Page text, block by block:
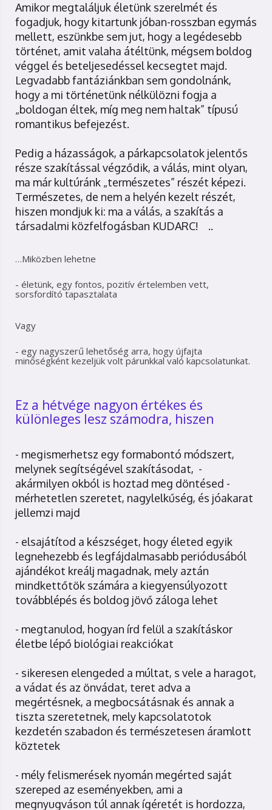
Amikor megtaláljuk életünk szerelmét és
fogadjuk, hogy kitartunk jóban-rosszban egymás
mellett, eszünkbe sem jut, hogy a legédesebb
történet, amit valaha átéltünk, mégsem boldog
véggel és beteljesedéssel kecsegtet majd.
Legvadabb fantáziánkban sem gondolnánk,
hogy a mi történetünk nélkülözni fogja a
„boldogan éltek, míg meg nem haltak” típusú
romantikus befejezést.
Pedig a házasságok, a párkapcsolatok jelentős
része szakítással végződik, a válás, mint olyan,
ma már kultúránk „természetes” részét képezi.
Természetes, de nem a helyén kezelt részét,
hiszen mondjuk ki: ma a válás, a szakítás a
társadalmi közfelfogásban KUDARC! ..
…Miközben lehetne
- életünk, egy fontos, pozitív értelemben vett,
sorsfordító tapasztalata
Vagy
- egy nagyszerű lehetőség arra, hogy újfajta
minőségként kezeljük volt párunkkal való kapcsolatunkat.
Ez a hétvége nagyon értékes és
különleges lesz számodra, hiszen
- megismerhetsz egy formabontó módszert,
melynek segítségével szakításodat, -
akármilyen okból is hoztad meg döntésed -
mérhetetlen szeretet, nagylelkűség, és jóakarat
jellemzi majd
- elsajátítod a készséget, hogy életed egyik
legnehezebb és legfájdalmasabb periódusából
ajándékot kreálj magadnak, mely aztán
mindkettőtök számára a kiegyensúlyozott
továbblépés és boldog jövő záloga lehet
- megtanulod, hogyan írd felül a szakításkor
életbe lépő biológiai reakciókat
- sikeresen elengeded a múltat, s vele a haragot,
a vádat és az önvádat, teret adva a
megértésnek, a megbocsátásnak és annak a
tiszta szeretetnek, mely kapcsolatotok
kezdetén szabadon és természetesen áramlott
köztetek
- mély felismerések nyomán megérted saját
szereped az eseményekben, ami a
megnyugváson túl annak ígéretét is hordozza,